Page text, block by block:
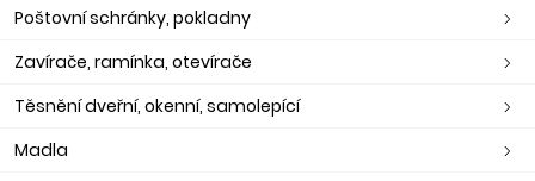
Poštovní schránky, pokladny
Zavírače, ramínka, otevírače
Těsnění dveřní, okenní, samolepící
Madla